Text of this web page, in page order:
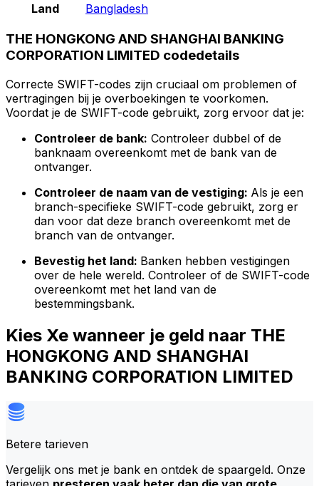
Land
Bangladesh
THE HONGKONG AND SHANGHAI BANKING
CORPORATION LIMITED codedetails
Correcte SWIFT-codes zijn cruciaal om problemen of
vertragingen bij je overboekingen te voorkomen.
Voordat je de SWIFT-code gebruikt, zorg ervoor dat je:
Controleer de bank: Controleer dubbel of de
banknaam overeenkomt met de bank van de
ontvanger.
Controleer de naam van de vestiging: Als je een
branch-specifieke SWIFT-code gebruikt, zorg er
dan voor dat deze branch overeenkomt met de
branch van de ontvanger.
Bevestig het land: Banken hebben vestigingen
over de hele wereld. Controleer of de SWIFT-code
overeenkomt met het land van de
bestemmingsbank.
Kies Xe wanneer je geld naar THE
HONGKONG AND SHANGHAI
BANKING CORPORATION LIMITED
Betere tarieven
Vergelijk ons met je bank en ontdek de spaargeld. Onze